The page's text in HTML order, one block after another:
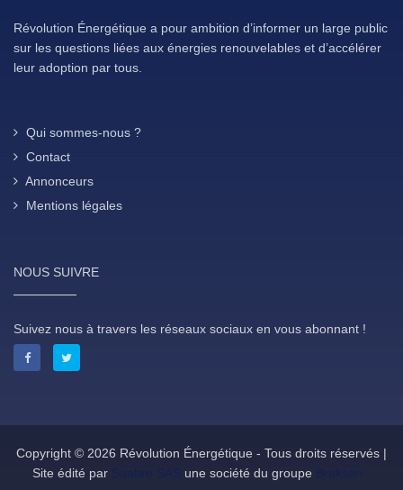
Révolution Énergétique a pour ambition d’informer un large public
sur les questions liées aux énergies renouvelables et d’accélérer
leur adoption par tous.
Qui sommes-nous ?
Contact
Annonceurs
Mentions légales
NOUS SUIVRE
Suivez nous à travers les réseaux sociaux en vous abonnant !
Copyright © 2026 Révolution Énergétique - Tous droits réservés |
Site édité par
une société du groupe Brakson